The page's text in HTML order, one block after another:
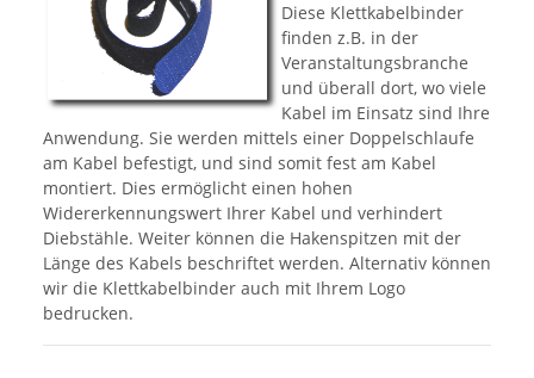
Diese Klettkabelbinder
finden z.B. in der
Veranstaltungsbranche
und überall dort, wo viele
Kabel im Einsatz sind Ihre
Anwendung. Sie werden mittels einer Doppelschlaufe
am Kabel befestigt, und sind somit fest am Kabel
montiert. Dies ermöglicht einen hohen
Widererkennungswert Ihrer Kabel und verhindert
Diebstähle. Weiter können die Hakenspitzen mit der
Länge des Kabels beschriftet werden. Alternativ können
wir die Klettkabelbinder auch mit Ihrem Logo
bedrucken.